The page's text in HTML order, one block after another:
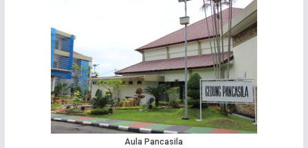
Aula Pancasila